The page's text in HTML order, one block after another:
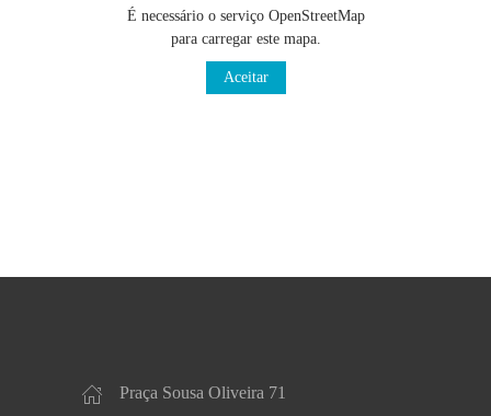
É necessário o serviço OpenStreetMap
para carregar este mapa.
Aceitar
Praça Sousa Oliveira 71